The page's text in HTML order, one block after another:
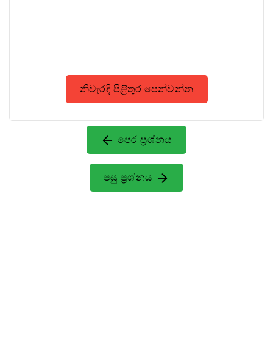
නිවැරදි පිළිතුර පෙන්වන්න
පෙර ප්‍රශ්නය
පසු ප්‍රශ්නය